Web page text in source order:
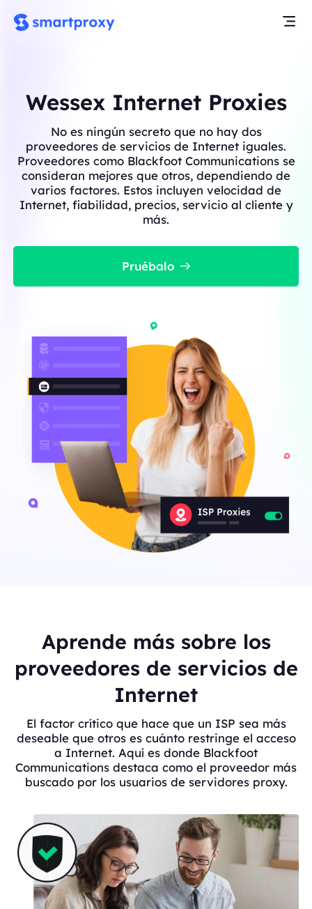
Wessex Internet Proxies
No es ningún secreto que no hay dos
proveedores de servicios de Internet iguales.
Proveedores como Blackfoot Communications se
consideran mejores que otros, dependiendo de
varios factores. Estos incluyen velocidad de
Internet, fiabilidad, precios, servicio al cliente y
más.
Pruébalo
Aprende más sobre los
proveedores de servicios de
Internet
El factor crítico que hace que un ISP sea más
deseable que otros es cuánto restringe el acceso
a Internet. Aquí es donde Blackfoot
Communications destaca como el proveedor más
buscado por los usuarios de servidores proxy.